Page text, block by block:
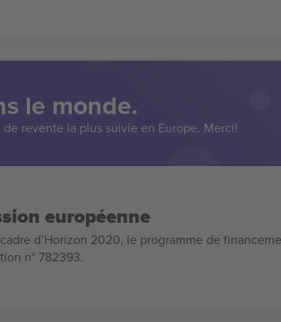
le monde.
revente la plus suivie en Europe. Merci!
européenne
d’Horizon 2020, le programme de
n° 782393.